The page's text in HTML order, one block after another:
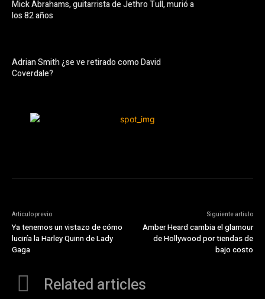
Mick Abrahams, guitarrista de Jethro Tull, murió a
los 82 años
Adrian Smith ¿se ve retirado como David
Coverdale?
Articulo previo
Ya tenemos un vistazo de cómo
luciría la Harley Quinn de Lady
Gaga
Siguiente artiulo
Amber Heard cambia el glamour
de Hollywood por tiendas de
bajo costo
Related articles